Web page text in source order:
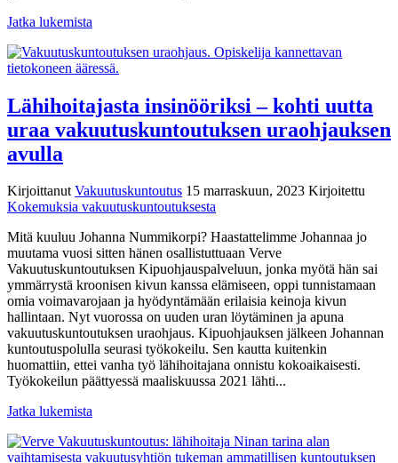
Jatka lukemista
Lähihoitajasta insinööriksi – kohti uutta
uraa vakuutuskuntoutuksen uraohjauksen
avulla
KirjoittanutVakuutuskuntoutus 15 marraskuun, 2023 Kirjoitettu
Kokemuksia vakuutuskuntoutuksesta
Mitä kuuluu Johanna Nummikorpi? Haastattelimme Johannaa jo
muutama vuosi sitten hänen osallistuttuaan Verve
Vakuutuskuntoutuksen Kipuohjauspalveluun, jonka myötä hän sai
ymmärrystä kroonisen kivun kanssa elämiseen, oppi tunnistamaan
omia voimavarojaan ja hyödyntämään erilaisia keinoja kivun
hallintaan. Nyt vuorossa on uuden uran löytäminen ja apuna
vakuutuskuntoutuksen uraohjaus. Kipuohjauksen jälkeen Johannan
kuntoutuspolulla seurasi työkokeilu. Sen kautta kuitenkin
huomattiin, ettei vanha työ lähihoitajana onnistu kokoaikaisesti.
Työkokeilun päättyessä maaliskuussa 2021 lähti...
Jatka lukemista